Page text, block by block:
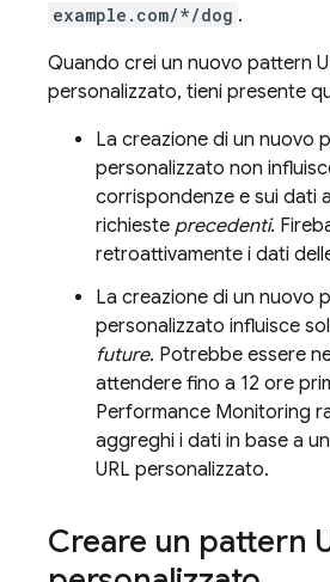
example.com/*/dog .
Quando crei un nuovo pattern
personalizzato, tieni presente
La creazione di un nuovo
personalizzato non
corrispondenze e sui dati
richieste precedenti.
retroattivamente i dati
La creazione di un nuovo
personalizzato influisce
future. Potrebbe essere
attendere fino a 12 ore
Performance Monitoring
aggreghi i dati in base a
URL personalizzato.
Creare un pattern